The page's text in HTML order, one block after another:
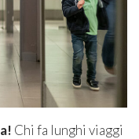
Chi fa lunghi viaggi